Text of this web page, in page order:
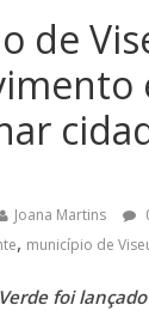
de
Joana Martins
, município de
foi